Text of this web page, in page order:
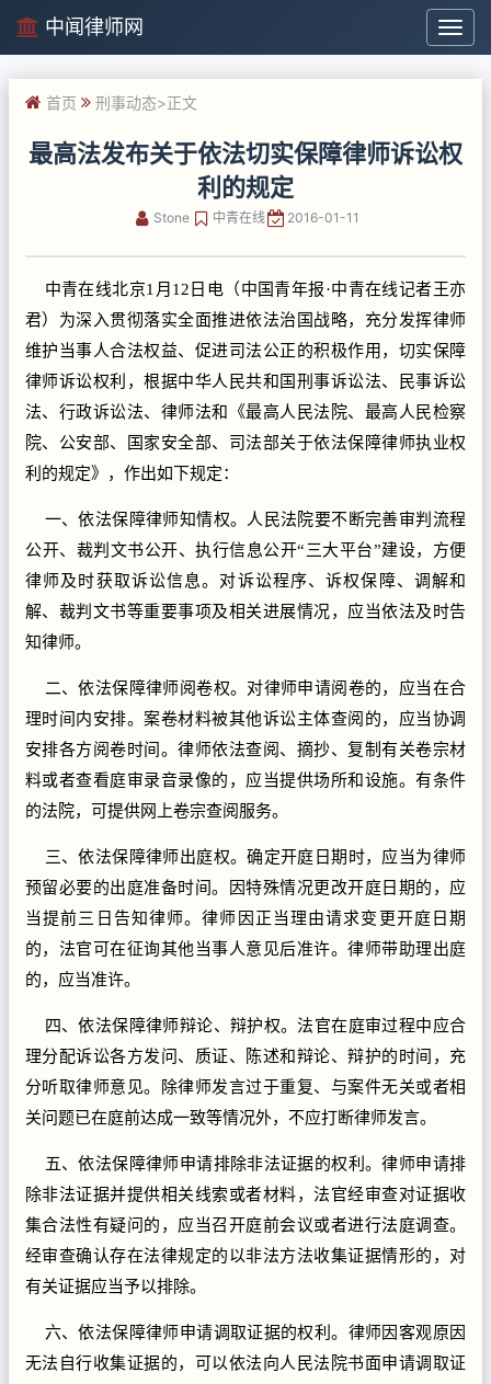
中
闻
律
中闻律师网
首页 刑事动态>正文
最高法发布关于依法切实保障律师诉讼权
利的规定
Stone 中青在线 2016-01-11
中青在线北京1月12日电（中国青年报·中青在线记者王亦
君）为深入贯彻落实全面推进依法治国战略，充分发挥律师
维护当事人合法权益、促进司法公正的积极作用，切实保障
律师诉讼权利，根据中华人民共和国刑事诉讼法、民事诉讼
法、行政诉讼法、律师法和《最高人民法院、最高人民检察
院、公安部、国家安全部、司法部关于依法保障律师执业权
利的规定》，作出如下规定：
一、依法保障律师知情权。人民法院要不断完善审判流程
公开、裁判文书公开、执行信息公开“三大平台”建设，方便
律师及时获取诉讼信息。对诉讼程序、诉权保障、调解和
解、裁判文书等重要事项及相关进展情况，应当依法及时告
知律师。
二、依法保障律师阅卷权。对律师申请阅卷的，应当在合
理时间内安排。案卷材料被其他诉讼主体查阅的，应当协调
安排各方阅卷时间。律师依法查阅、摘抄、复制有关卷宗材
料或者查看庭审录音录像的，应当提供场所和设施。有条件
的法院，可提供网上卷宗查阅服务。
三、依法保障律师出庭权。确定开庭日期时，应当为律师
预留必要的出庭准备时间。因特殊情况更改开庭日期的，应
当提前三日告知律师。律师因正当理由请求变更开庭日期
的，法官可在征询其他当事人意见后准许。律师带助理出庭
的，应当准许。
四、依法保障律师辩论、辩护权。法官在庭审过程中应合
理分配诉讼各方发问、质证、陈述和辩论、辩护的时间，充
分听取律师意见。除律师发言过于重复、与案件无关或者相
关问题已在庭前达成一致等情况外，不应打断律师发言。
五、依法保障律师申请排除非法证据的权利。律师申请排
除非法证据并提供相关线索或者材料，法官经审查对证据收
集合法性有疑问的，应当召开庭前会议或者进行法庭调查。
经审查确认存在法律规定的以非法方法收集证据情形的，对
有关证据应当予以排除。
六、依法保障律师申请调取证据的权利。律师因客观原因
无法自行收集证据的，可以依法向人民法院书面申请调取证